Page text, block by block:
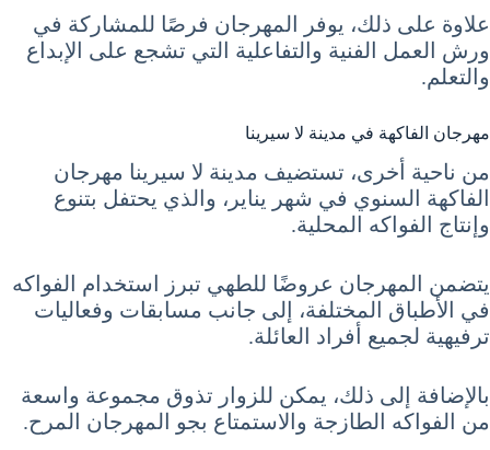
علاوة على ذلك، يوفر المهرجان فرصًا للمشاركة في
ورش العمل الفنية والتفاعلية التي تشجع على الإبداع
والتعلم.
مهرجان الفاكهة في مدينة لا سيرينا
من ناحية أخرى، تستضيف مدينة لا سيرينا مهرجان
الفاكهة السنوي في شهر يناير، والذي يحتفل بتنوع
وإنتاج الفواكه المحلية.
يتضمن المهرجان عروضًا للطهي تبرز استخدام الفواكه
في الأطباق المختلفة، إلى جانب مسابقات وفعاليات
ترفيهية لجميع أفراد العائلة.
بالإضافة إلى ذلك، يمكن للزوار تذوق مجموعة واسعة
من الفواكه الطازجة والاستمتاع بجو المهرجان المرح.